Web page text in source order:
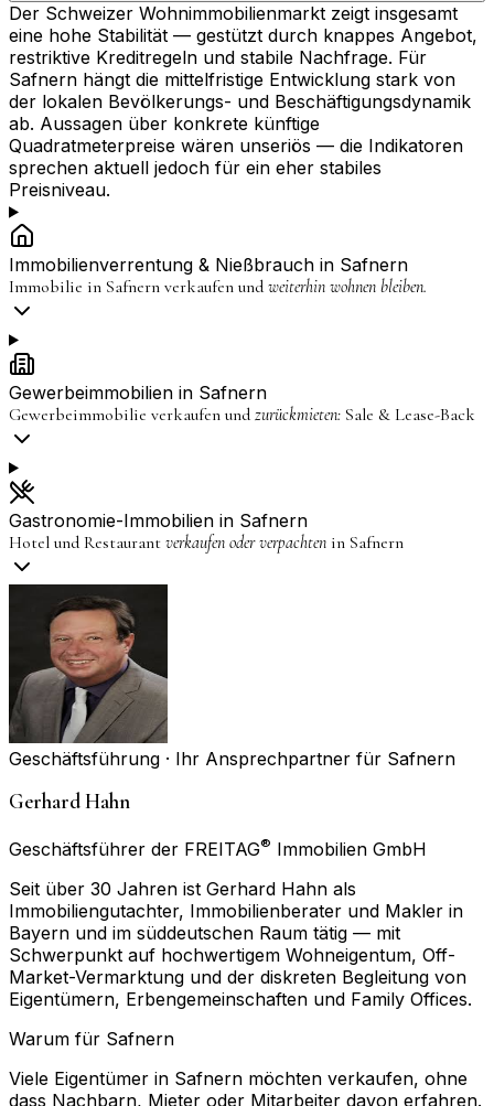
Der Schweizer Wohnimmobilienmarkt zeigt insgesamt
eine hohe Stabilität — gestützt durch knappes Angebot,
restriktive Kreditregeln und stabile Nachfrage. Für
Safnern hängt die mittelfristige Entwicklung stark von
der lokalen Bevölkerungs- und Beschäftigungsdynamik
ab. Aussagen über konkrete künftige
Quadratmeterpreise wären unseriös — die Indikatoren
sprechen aktuell jedoch für ein eher stabiles
Preisniveau.
Immobilienverrentung & Nießbrauch in Safnern
Immobilie in Safnern verkaufen und weiterhin wohnen bleiben.
Gewerbeimmobilien in Safnern
Gewerbeimmobilie verkaufen und zurückmieten: Sale & Lease-Back
Gastronomie-Immobilien in Safnern
Hotel und Restaurant verkaufen oder verpachten in Safnern
Geschäftsführung · Ihr Ansprechpartner für Safnern
Gerhard Hahn
Geschäftsführer der FREITAG® Immobilien GmbH
Seit über 30 Jahren ist Gerhard Hahn als
Immobiliengutachter, Immobilienberater und Makler in
Bayern und im süddeutschen Raum tätig — mit
Schwerpunkt auf hochwertigem Wohneigentum, Off-
Market-Vermarktung und der diskreten Begleitung von
Eigentümern, Erbengemeinschaften und Family Offices.
Warum für Safnern
Viele Eigentümer in Safnern möchten verkaufen, ohne
dass Nachbarn, Mieter oder Mitarbeiter davon erfahren.